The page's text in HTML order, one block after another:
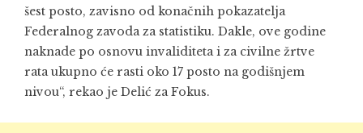
šest posto, zavisno od konačnih pokazatelja
Federalnog zavoda za statistiku. Dakle, ove godine
naknade po osnovu invaliditeta i za civilne žrtve
rata ukupno će rasti oko 17 posto na godišnjem
nivou“, rekao je Delić za Fokus.